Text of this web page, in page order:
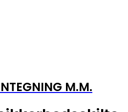
M.M.